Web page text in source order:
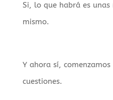
Si, lo que habrá es
mismo.
Y ahora sí,
cuestiones.